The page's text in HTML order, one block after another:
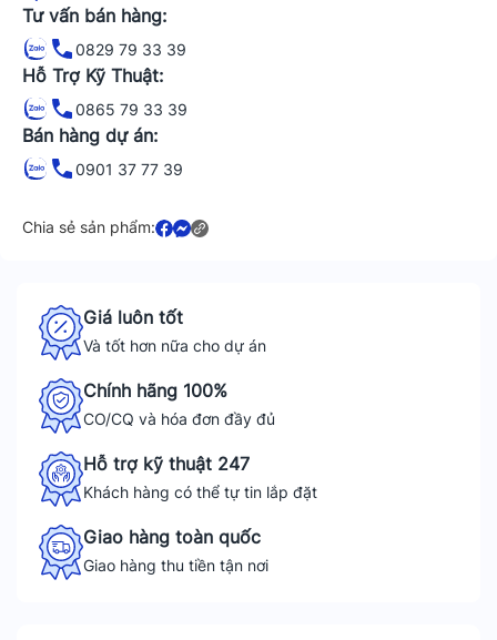
Tư vấn bán hàng:
0829 79 33 39
Hỗ Trợ Kỹ Thuật:
0865 79 33 39
Bán hàng dự án:
0901 37 77 39
Chia sẻ sản phẩm:
Giá luôn tốt
Và tốt hơn nữa cho dự án
Chính hãng 100%
CO/CQ và hóa đơn đầy đủ
Hỗ trợ kỹ thuật 247
Khách hàng có thể tự tin lắp đặt
Giao hàng toàn quốc
Giao hàng thu tiền tận nơi